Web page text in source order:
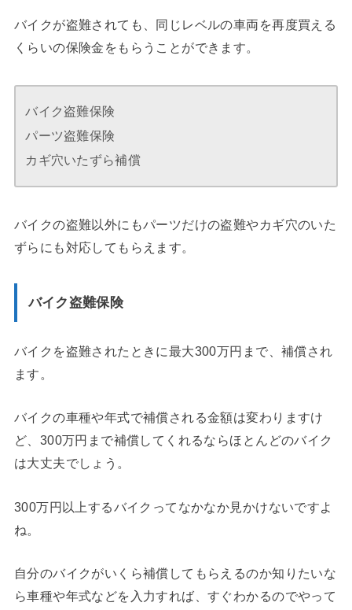
バイクが盗難されても、同じレベルの車両を再度買える
くらいの保険金をもらうことができます。
バイク盗難保険
パーツ盗難保険
カギ穴いたずら補償
バイクの盗難以外にもパーツだけの盗難やカギ穴のいた
ずらにも対応してもらえます。
バイク盗難保険
バイクを盗難されたときに最大300万円まで、補償され
ます。
バイクの車種や年式で補償される金額は変わりますけ
ど、300万円まで補償してくれるならほとんどのバイク
は大丈夫でしょう。
300万円以上するバイクってなかなか見かけないですよ
ね。
自分のバイクがいくら補償してもらえるのか知りたいな
ら車種や年式などを入力すれば、すぐわかるのでやって